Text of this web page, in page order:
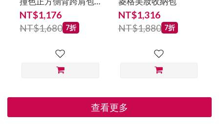
(小) 藍
NT$1,176
NT$1,680 7折
NT$1,316
NT$1,880 7折
查看更多